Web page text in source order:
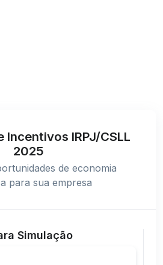
Incentivos IRPJ/CSLL
2025
de economia
para sua empresa
Simulação